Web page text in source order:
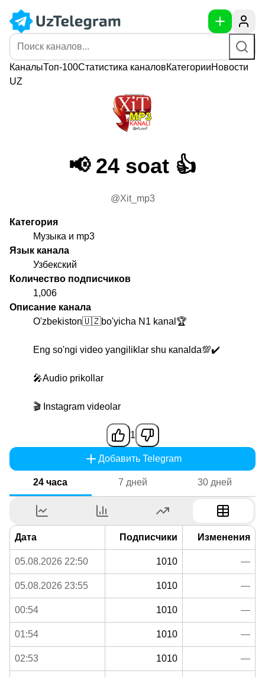
КаналыТоп-100Статистика каналовКатегорииНовости
UZ
📢 24 soat 👍
@Xit_mp3
Категория
Музыка и mp3
Язык канала
Узбекский
Количество подписчиков
1,006
Описание канала
O'zbekiston🇺🇿bo'yicha N1 kanal🏆
Eng so'ngi video yangiliklar shu каnalda💯✔️
🎤Audio prikollar
🎬 Instagram videolar
1
Добавить Telegram
24 часа 7 дней 30 дней
Дата Подписчики Изменения
05.08.2026 22:50 1010 —
05.08.2026 23:55 1010 —
00:54 1010 —
01:54 1010 —
02:53 1010 —